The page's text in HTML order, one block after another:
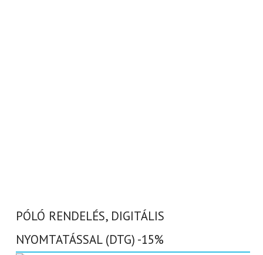
PÓLÓ RENDELÉS, DIGITÁLIS
NYOMTATÁSSAL (DTG) -15%